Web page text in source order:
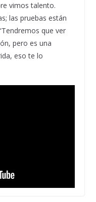
vimos talento.
las pruebas están
que ver
pero es una
eso te lo